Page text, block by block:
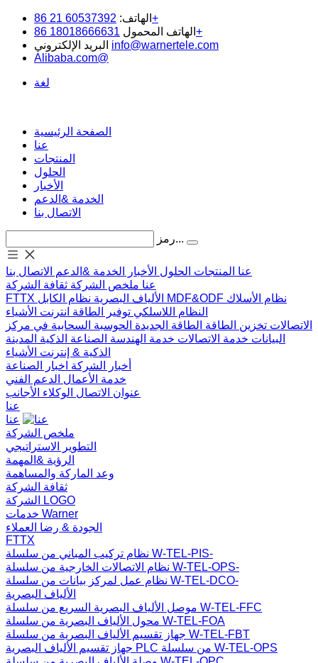
الهاتف: 60537392 21 86+
الهاتف المحمول 18018666631 86+
info@warnertele.com
Alibaba.com@
لغة
الصفحة الرئيسية
عنا
المنتجات
الحلول
الأخبار
الخدمة &الدعم
الاتصال بنا
رمز...
عنا المنتجات الحلول الأخبار الخدمة &الدعم
الاتصال بنا
عنا ملخص الشركة ثقافة الشركة
FTTX
الألياف البصرية MDF&ODF نظام الأسلاك
النظام اللاسلكي توفير الطاقة انترنت الأشياء
الاتصالات تخزين الطاقة الطاقة الجديدة الحوسبة السحابية في مركز
البيانات خدمة الاتصالات خدمة الهندسة الصناعة الذكية المدينة
الذكية & إنترنت الأشياء
أخبار الشركة اخبار الصناعة
خدمة الأعمال الدعم الفني
عنوان الاتصال الوكلاء الأجانب
عنا
عنا
ملخص الشركة
التطوير الاستراتيجي
الرؤية &المهمة
وعد الماركة والمساهمة
ثقافة الشركة
الشركة LOGO
خدمات Warner
الجودة & رضا العملاء
FTTX
نظام تركيب المباني من سلسلة W-TEL-PIS-
نظام الاتصالات الخارجية من سلسلة W-TEL-OPS-
نظام عمل لمركز بيانات من سلسلة W-TEL-DCO-
الألياف البصرية
موصل الألياف البصرية السريع من سلسلة W-TEL-FFC
محول الألياف البصرية من سلسلة W-TEL-FOA
جهاز تقسيم الألياف البصرية من سلسلة W-TEL-FBT
جهاز تقسيم الألياف البصرية PLC من سلسلة W-TEL-OPS